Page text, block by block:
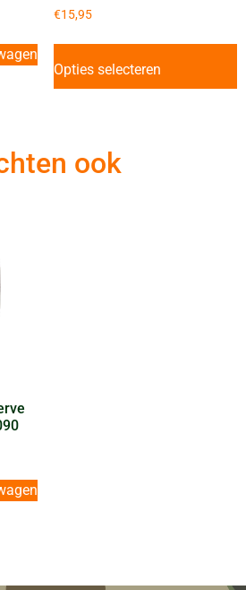
€15,95
Opties selecteren
ook